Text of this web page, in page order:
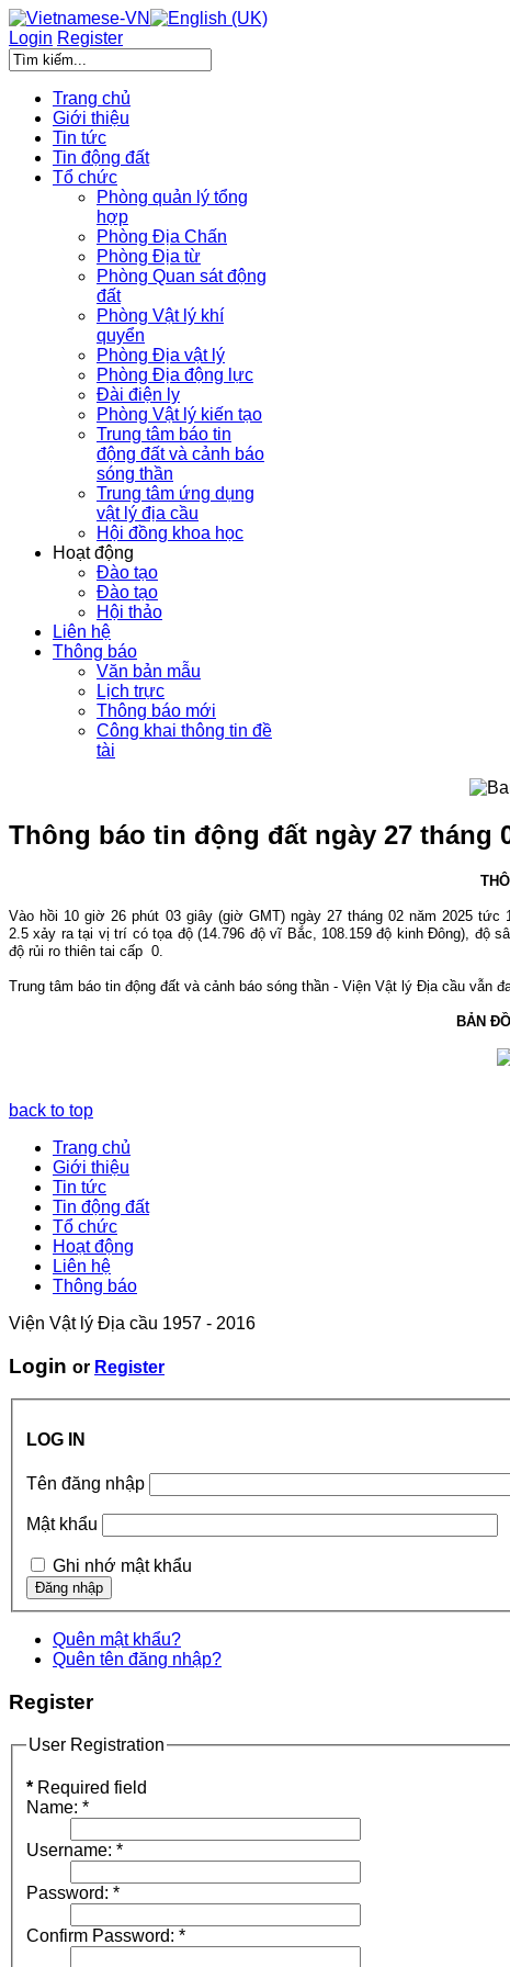
Login Register
Trang chủ
Giới thiệu
Tin tức
Tin động đất
Tổ chức
Phòng quản lý tổng
hợp
Phòng Địa Chấn
Phòng Địa từ
Phòng Quan sát động
đất
Phòng Vật lý khí
quyển
Phòng Địa vật lý
Phòng Địa động lực
Đài điện ly
Phòng Vật lý kiến tạo
Trung tâm báo tin
động đất và cảnh báo
sóng thần
Trung tâm ứng dụng
vật lý địa cầu
Hội đồng khoa học
Hoạt động
Đào tạo
Đào tạo
Hội thảo
Liên hệ
Thông báo
Văn bản mẫu
Lịch trực
Thông báo mới
Công khai thông tin đề
tài
Thông báo tin động đất ngày 27 tháng
Vào hồi 10giờ 26phút 03 giây (giờ GMT) ngày 27 tháng 02 năm 2025 tức
2.5xảy ra tại vị trí có tọa độ (14.796 độ vĩ Bắc, 108.159 độ kinh Đông), độ
độ rủi ro thiên tai cấp 0.
Trung tâm báo tin động đất và cảnh báo sóng thần - Viện Vật lý Địa cầu vẫn
BẢN
back to top
Trang chủ
Giới thiệu
Tin tức
Tin động đất
Tổ chức
Hoạt động
Liên hệ
Thông báo
Viện Vật lý Địa cầu 1957 - 2016
Login or Register
LOG IN
Tên đăng nhập
Mật khẩu
Ghi nhớ mật khẩu
Quên mật khẩu?
Quên tên đăng nhập?
Register
User Registration
* Required field
Name: *
Username: *
Password: *
Confirm Password: *